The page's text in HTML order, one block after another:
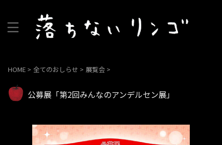
HOME > 全てのおしらせ > 展覧会 >
公募展「第2回みんなのアンデルセン展」